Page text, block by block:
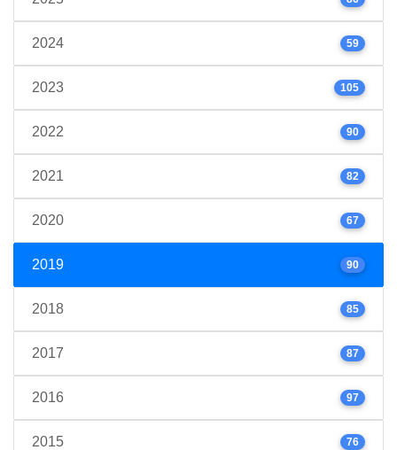
2024 59
2023 105
2022 90
2021 82
2020 67
2019 90
2018 85
2017 87
2016 97
2015 76